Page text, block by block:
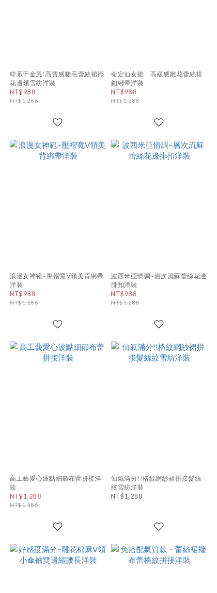
韓系千金風!高質感睫毛蕾絲裙襬
花邊領雪紡洋裝
NT$988
NT$1,288
命定仙女裙｜高級感雕花蕾絲排
釦綁帶洋裝
NT$988
NT$1,288
浪漫女神範~壓褶寬V領美背綁帶
洋裝
NT$988
NT$1,288
波西米亞情調~層次流蘇蕾絲花邊
排扣洋裝
NT$988
NT$1,288
高工藝愛心波點細節布蕾拼接洋
裝
NT$1,288
NT$1,588
仙氣滿分!!格紋網紗裙拼接髮絲
紋雪紡洋裝
NT$1,288